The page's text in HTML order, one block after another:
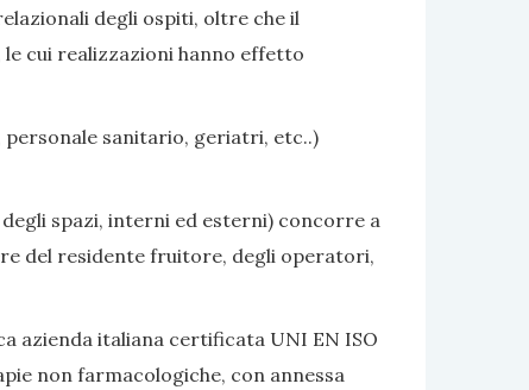
degli ospiti, oltre che il
cui realizzazioni hanno effetto
sanitario, geriatri, etc..)
spazi, interni ed esterni) concorre a
del residente fruitore, degli operatori,
azienda italiana certificata UNI EN ISO
non farmacologiche, con annessa